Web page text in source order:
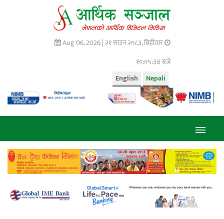
Aug 06, 2026 | २१ साउन २०८३, बिहीवार
१०:०५:३५ बजे
Nepali
English